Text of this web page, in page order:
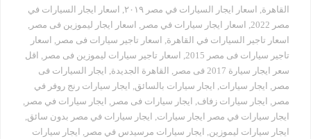
القاهرة, اسعار ايجار السيارات في مصر ٢٠١٩ , اسعار ايجار السيارات في
مصر 2022
, اسعار ايجار سيارات في مصر , اسعار ايجار ليموزين فى مصر ,
اسعار تاجير السيارات في القاهرة, اسعار تاجير سيارات فى مصر , اسعار
تاجير سيارات فى مصر 2015
, اسعار تاجير سيارات ليموزين فى مصر , اقل
سعر ايجار سيارة 2017 فى مصر
, القاهرة الجديدة, ايجار السيارات فى
مصر , ايجار سيارات, ايجار سيارات بالسائق, ايجار سيارات رنج روفر في
مصر , ايجار سيارات زفاف, ايجار سيارات فى مصر , ايجار سيارات في مصر ,
ايجار سيارات في مصر ايجار سيارات, ايجار سيارات في مصر بدون سائق,
ايجار سيارات ليموزين, ايجار سيارات مرسيدس في مصر , ايجار سيارات